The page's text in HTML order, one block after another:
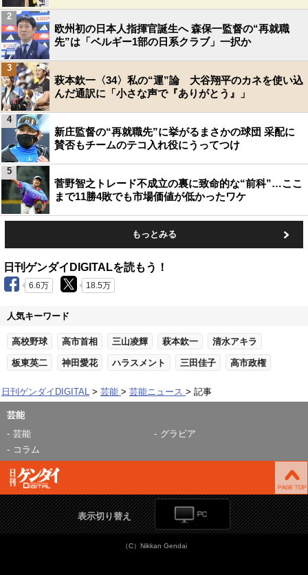
欧州初の日本人指揮官誕生へ 森保一監督の“再就職
先”は「ベルギー1部の日系クラブ」一択か
2
萩本欽一〈34〉私の“運”論 大谷翔平のカネを使い込
んだ通訳に「小さな声で『ありがとう』」
3
新庄監督の“再就職先”に挙がるまさかの球団 采配に
賛否もチームのテコ入れ役にうってつけ
4
菅野智之トレード不成立の裏に致命的な“前科”…ここ
まで11勝4敗でも市場価値が低かったワケ
5
もっとみる
日刊ゲンダイDIGITALを読もう！
6.6万 18.5万
人気キーワード
高校野球 高市首相 三山凌輝 萩本欽一 清水アキラ
板東英二 神田愛花 ハラスメント 三田佳子 高市政権
日刊ゲンダイDIGITAL 芸能 芸能ニュース 記事
芸能
芸能
グラビア
コラム
表示切り替え
（C）Nikkan Gendai